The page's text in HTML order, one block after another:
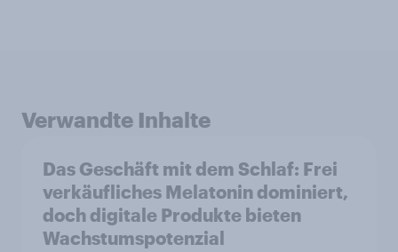
Verwandte Inhalte
Das Geschäft mit dem Schlaf: Frei
verkäufliches Melatonin dominiert,
doch digitale Produkte bieten
Wachstumspotenzial